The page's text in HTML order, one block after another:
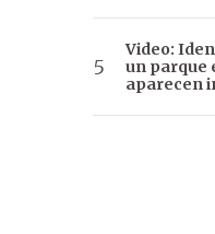
Video:
un parque
aparecen